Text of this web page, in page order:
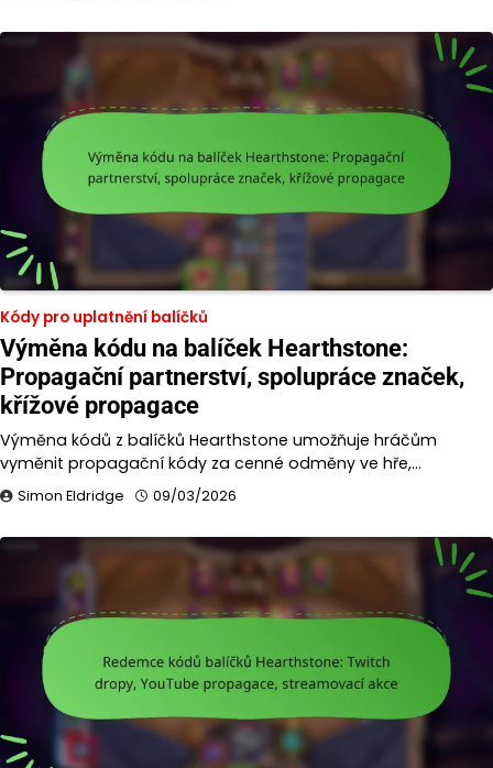
Kódy pro uplatnění balíčků
Výměna kódu na balíček Hearthstone:
Propagační partnerství, spolupráce značek,
křížové propagace
Výměna kódů z balíčků Hearthstone umožňuje hráčům
vyměnit propagační kódy za cenné odměny ve hře,…
Simon Eldridge 09/03/2026